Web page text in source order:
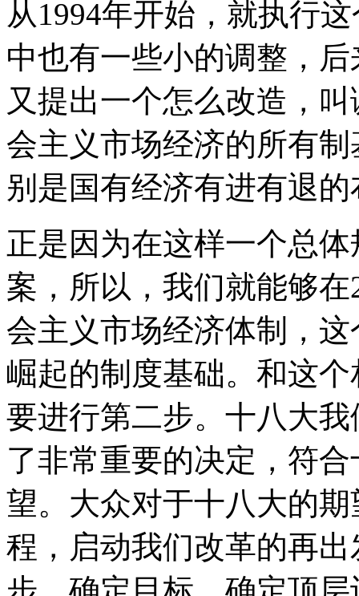
从1994年开始，就执行
中也有一些小的调整，
又提出一个怎么改造，
会主义市场经济的所有
别是国有经济有进有退
正是因为在这样一个总
案，所以，我们就能够
会主义市场经济体制，
崛起的制度基础。和这
要进行第二步。十八大
了非常重要的决定，符
望。大众对于十八大的
程，启动我们改革的再